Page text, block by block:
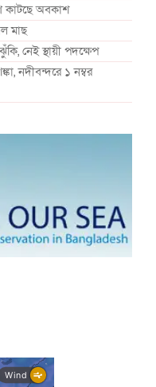
কাটছে অবকাশ
মাছ
নেই স্থায়ী পদক্ষেপ
নদীবন্দরে ১ নম্বর
ঢাকার আকাশও মেঘলা
একাধিক লঘুচাপের শঙ্কা